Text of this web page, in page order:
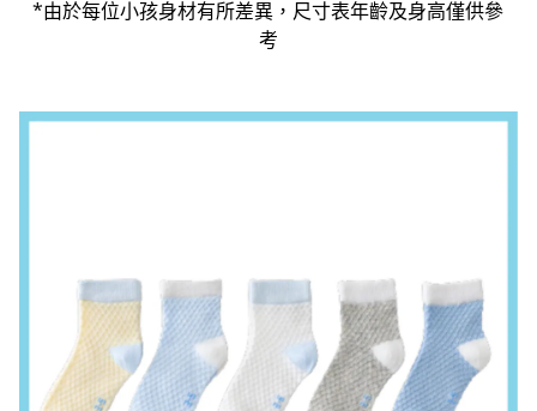
*由於每位小孩身材有所差異，尺寸表年齡及身高僅供參
考